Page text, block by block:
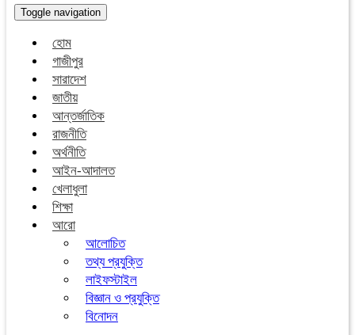
Toggle navigation
হোম
গাজীপুর
সারাদেশ
জাতীয়
আন্তর্জাতিক
রাজনীতি
অর্থনীতি
আইন-আদালত
খেলাধুলা
শিক্ষা
আরো
আলোচিত
তথ্য প্রযুক্তি
লাইফস্টাইল
বিজ্ঞান ও প্রযুক্তি
বিনোদন